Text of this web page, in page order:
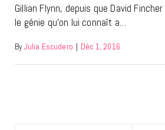
Gillian Flynn, depuis que David
le génie qu’on lui connaît a…
By Julia Escudero | Déc 1, 2016